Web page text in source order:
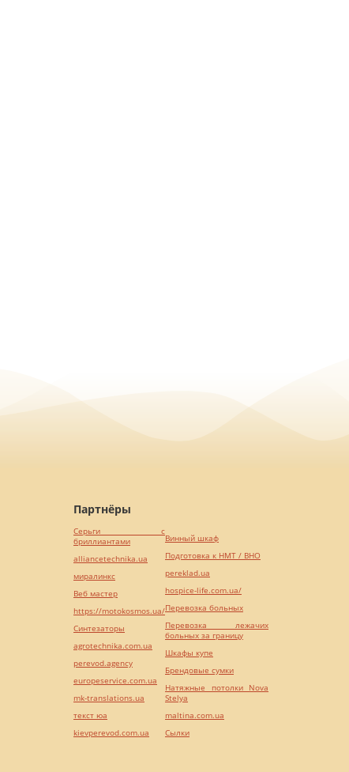
Партнёры
Серьги с
бриллиантами
alliancetechnika.ua
миралинкс
Веб мастер
https://motokosmos.ua/
Синтезаторы
agrotechnika.com.ua
perevod.agency
europeservice.com.ua
mk-translations.ua
текст юа
kievperevod.com.ua
Винный шкаф
Подготовка к НМТ / ВНО
pereklad.ua
hospice-life.com.ua/
Перевозка больных
Перевозка лежачих
больных за границу
Шкафы купе
Брендовые сумки
Натяжные потолки Nova
Stelya
maltina.com.ua
Cылки